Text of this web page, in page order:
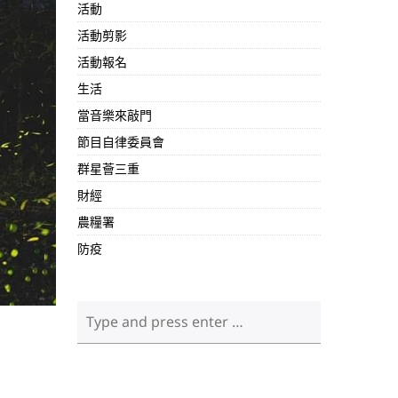
活動
活動剪影
活動報名
生活
當音樂來敲門
節目自律委員會
群星薈三重
財經
農糧署
防疫